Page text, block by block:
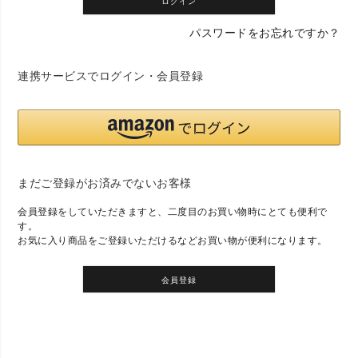
パスワードをお忘れですか？
連携サービスでログイン・会員登録
まだご登録がお済みでないお客様
会員登録をしていただきますと、二度目のお買い物時にとても便利で
す。
お気に入り商品をご登録いただけるなどお買い物が便利になります。
会員登録